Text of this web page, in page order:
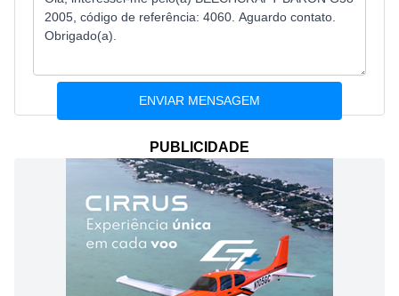
PUBLICIDADE